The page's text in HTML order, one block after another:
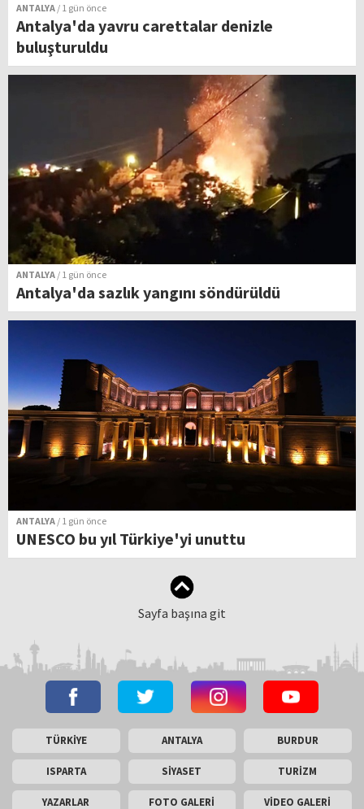
ANTALYA / 1 gün önce
Antalya'da yavru carettalar denizle
buluşturuldu
ANTALYA / 1 gün önce
Antalya'da sazlık yangını söndürüldü
ANTALYA / 1 gün önce
UNESCO bu yıl Türkiye'yi unuttu
Sayfa başına git
TÜRKİYE ANTALYA BURDUR
ISPARTA SİYASET TURİZM
YAZARLAR FOTO GALERİ VİDEO GALERİ